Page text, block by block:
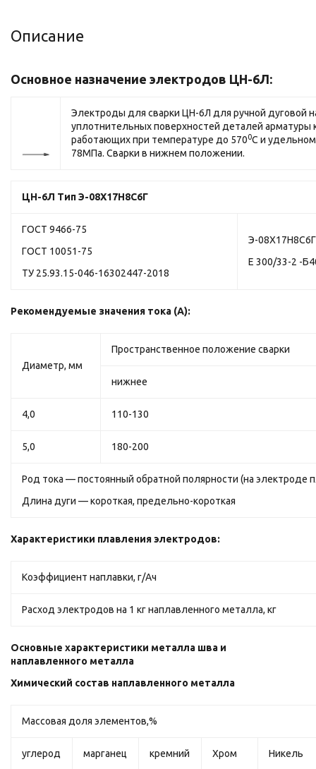
Описание
Основное назначение электродов ЦН-6Л:
Электроды для сварки ЦН-6Л для ручной дуговой
уплотнительных поверхностей деталей арматуры
работающих при температуре до 5700С и
78МПа. Сварки в нижнем положении.
ЦН-6Л Тип Э-08Х17Н8С6Г
ГОСТ 9466-75
ГОСТ 10051-75
ТУ 25.93.15-046-16302447-2018
Э-
Е 300/33-2 -
Рекомендуемые значения тока (А):
Диаметр, мм
Пространственное положение сварки
нижнее
4,0 110-130
5,0 180-200
Род тока — постоянный обратной полярности (на электроде
Длина дуги — короткая, предельно-короткая
Характеристики плавления электродов:
Коэффициент наплавки, г/Ач
Расход электродов на 1 кг наплавленного металла, кг
Основные характеристики металла шва и
наплавленного металла
Химический состав наплавленного металла
Массовая доля элементов,%
углерод марганец кремний Хром Никель